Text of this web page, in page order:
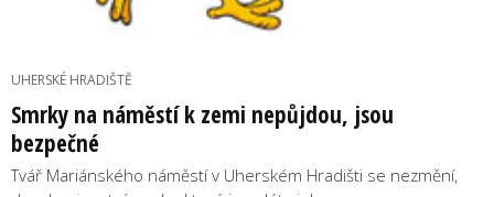
UHERSKÉ HRADIŠTĚ
Smrky na náměstí k zemi nepůjdou, jsou
bezpečné
Tvář Mariánského náměstí v Uherském Hradišti se nezmění,